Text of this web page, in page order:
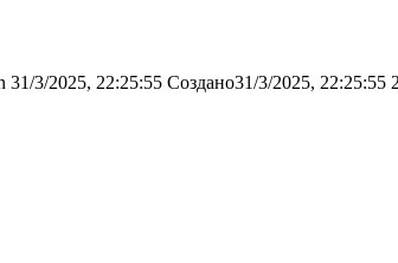
31/3/2025, 22:25:55 Создано31/3/2025, 22:25:55